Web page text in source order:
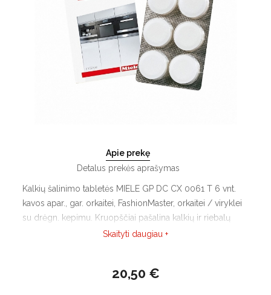
Apie prekę
Detalus prekės aprašymas
Kalkių šalinimo tabletės MIELE GP DC CX 0061 T 6 vnt.
kavos apar., gar. orkaitei, FashionMaster, orkaitei / viryklei
su drėgn. kepimu. Kruopščiai pašalina kalkių ir riebalų
nuosėdas. Ypač efektyvus ir medžiagą tausojantis kalkių
Skaityti daugiau +
20,50 €